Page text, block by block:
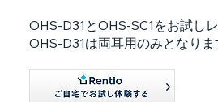
OHS-D31とOHS-SC1をお試し
OHS-D31は両耳用のみとなりま